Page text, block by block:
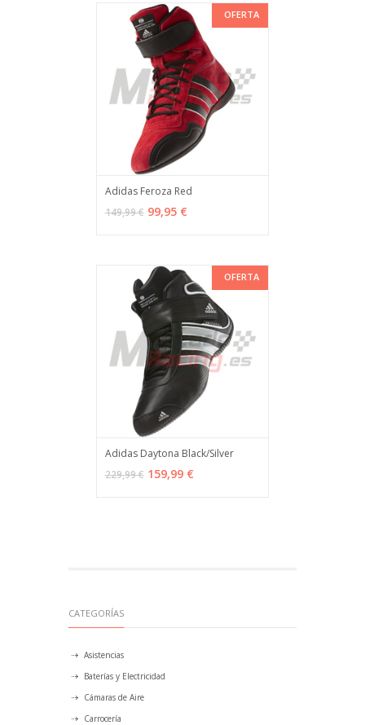
OFERTA
VER OPCIONES
Adidas Feroza Red
149,99 € 99,95 €
OFERTA
VER OPCIONES
Adidas Daytona Black/Silver
229,99 € 159,99 €
CATEGORÍAS
Asistencias
Baterías y Electricidad
Cámaras de Aire
Carrocería